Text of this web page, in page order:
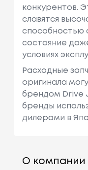
конкурентов.
славятся
способностью
состояние
условиях
Расходные
оригинала
брендом Drive
бренды
дилерами в
О компании